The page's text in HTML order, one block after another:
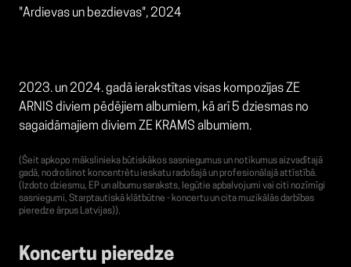
"Ardievas un bezdievas", 2024
2023. un 2024. gadā ierakstītas visas kompozījas ZE
ARNIS diviem pēdējiem albumiem, kā arī 5 dziesmas no
sagaidāmajiem diviem ZE KRAMS albumiem.
(Šeit apkopo mākslinieka būtiskākos sasniegumus un notikumus aizvadītajā
gadā, nodrošinot koncentrētu ieskatu radošajā un profesionālajā attīstībā.
(Izdoto dziesmu, EP un albumu saraksts, Iegūtie apbalvojumi vai citi nozīmīgi
sasniegumi, Starptautiskā klātbūtne - koncertu un cita muzikālās darbības
pieredze ārpus Latvijas)).
Koncertu pieredze